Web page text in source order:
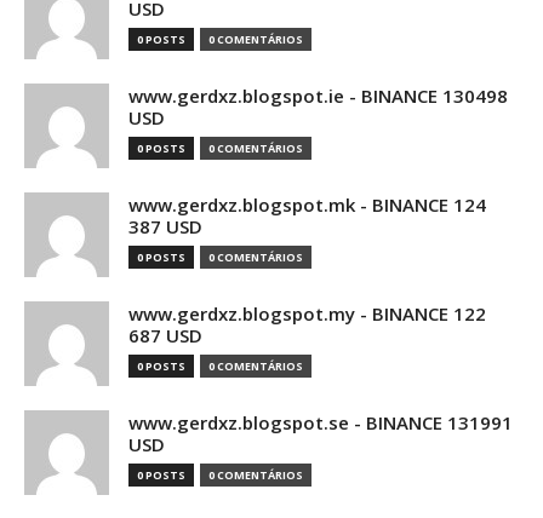
USD
0 POSTS 0 COMENTÁRIOS
www.gerdxz.blogspot.ie - BINANCE 130498
USD
0 POSTS 0 COMENTÁRIOS
www.gerdxz.blogspot.mk - BINANCE 124
387 USD
0 POSTS 0 COMENTÁRIOS
www.gerdxz.blogspot.my - BINANCE 122
687 USD
0 POSTS 0 COMENTÁRIOS
www.gerdxz.blogspot.se - BINANCE 131991
USD
0 POSTS 0 COMENTÁRIOS